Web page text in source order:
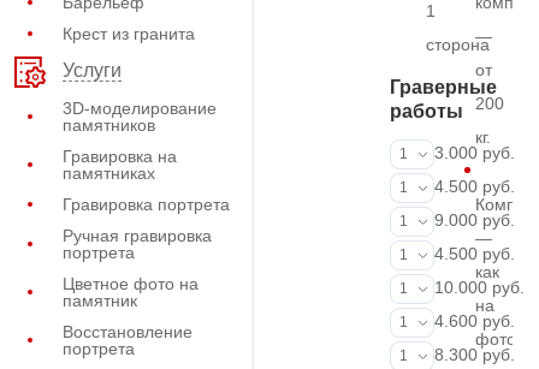
Крест из гранита
Услуги
3D-моделирование
памятников
Гравировка на
памятниках
Гравировка портрета
Ручная гравировка
портрета
Цветное фото на
памятник
Восстановление
портрета
1
сторона
Граверные
работы
ФИО и даты
1
3.000 руб.
ФИО и даты
1
4.500 руб.
ФИО и даты
1
9.000 руб.
Портрет
1
4.500 руб.
Портрет
1
10.000 руб.
Фотокерамика
1
4.600 руб.
Фото на
1
8.300 руб.
—
от
200
кг.
—
как
на
фото